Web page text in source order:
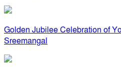
Golden Jubilee Celebration of
Sreemangal